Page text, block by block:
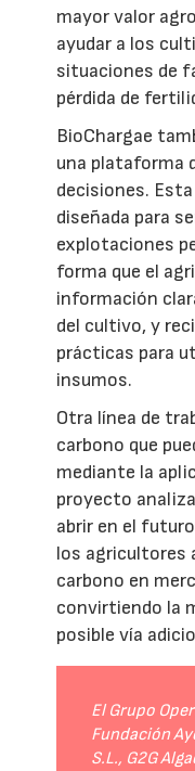
mayor valor
ayudar a los
situaciones de
pérdida de
BioChargae
una plataforma
decisiones.
diseñada para
explotaciones
forma que el
información
del cultivo, y
prácticas para
insumos.
Otra línea de
carbono que
mediante la
proyecto
abrir en el
los agricultores
carbono en
convirtiendo la
posible vía
El Grupo
Fundación
S.L., G2G